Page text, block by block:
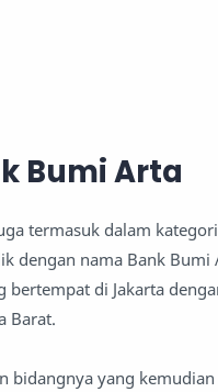
Bumi Arta
termasuk dalam
dengan nama Bank
bertempat di Jakarta
Barat.
bidangnya yang